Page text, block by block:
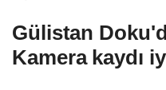
Gülistan
Kamera kaydı